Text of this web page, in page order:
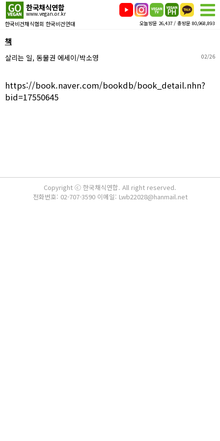
한국채식연합
www.vegan.or.kr
한국비건채식협회 한국비건연대 오늘방문 26,437 / 총방문 80,968,893
책
살리는 일, 동물권 에세이/박소영 02/26
https://book.naver.com/bookdb/book_detail.nhn?
bid=17550645
Copyright ⓒ 한국채식연합. All right reserved.
전화번호: 02-707-3590 이메일: Lwb22028@hanmail.net